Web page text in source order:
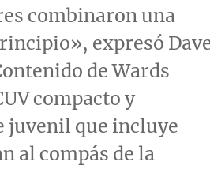
combinaron una
expresó
de Wards
compacto y
juvenil que incluye
al compás de la